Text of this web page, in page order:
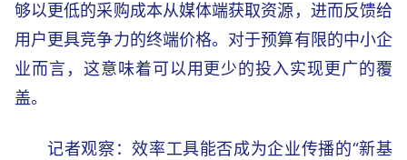
够以更低的采购成本从媒体端获取资源，进而反馈给
用户更具竞争力的终端价格。对于预算有限的中小企
业而言，这意味着可以用更少的投入实现更广的覆
盖。
记者观察：效率工具能否成为企业传播的“新基